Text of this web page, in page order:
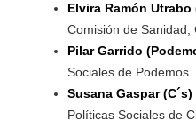
Elvira Ramón Utrabo
Comisión de Sanidad,
Pilar Garrido
Sociales de Podemos.
Susana Gaspar (C´s)
Políticas Sociales de